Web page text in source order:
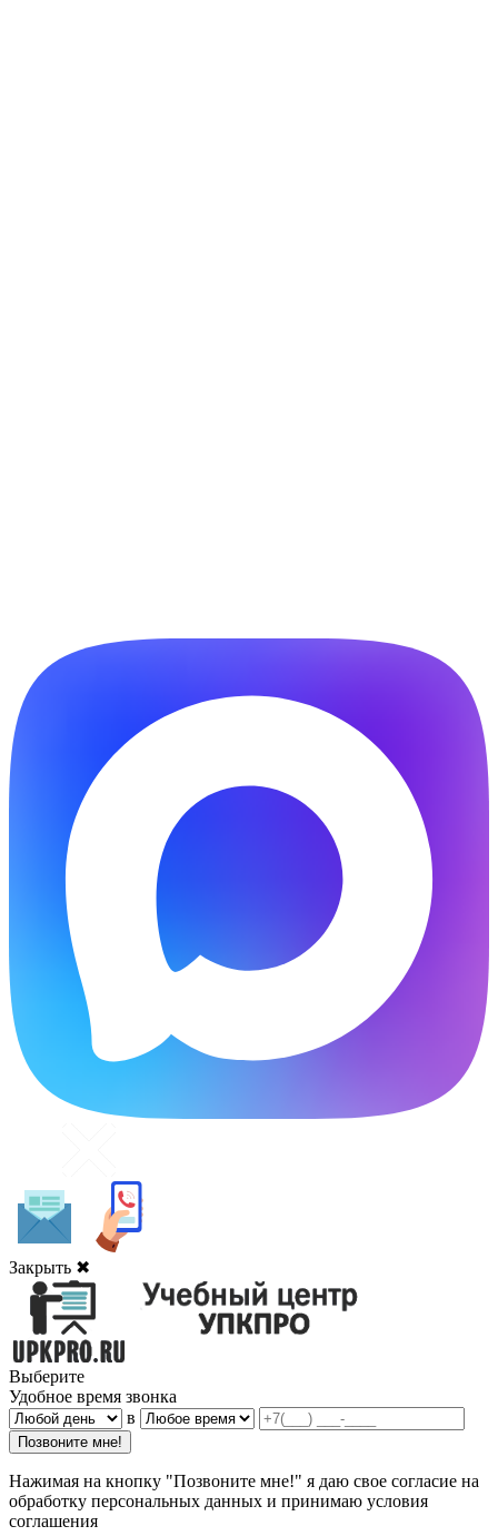
Закрыть ✖
Выберите
Удобное время звонка
в
Нажимая на кнопку "Позвоните мне!" я даю свое согласие на
обработку персональных данных и принимаю условия
соглашения